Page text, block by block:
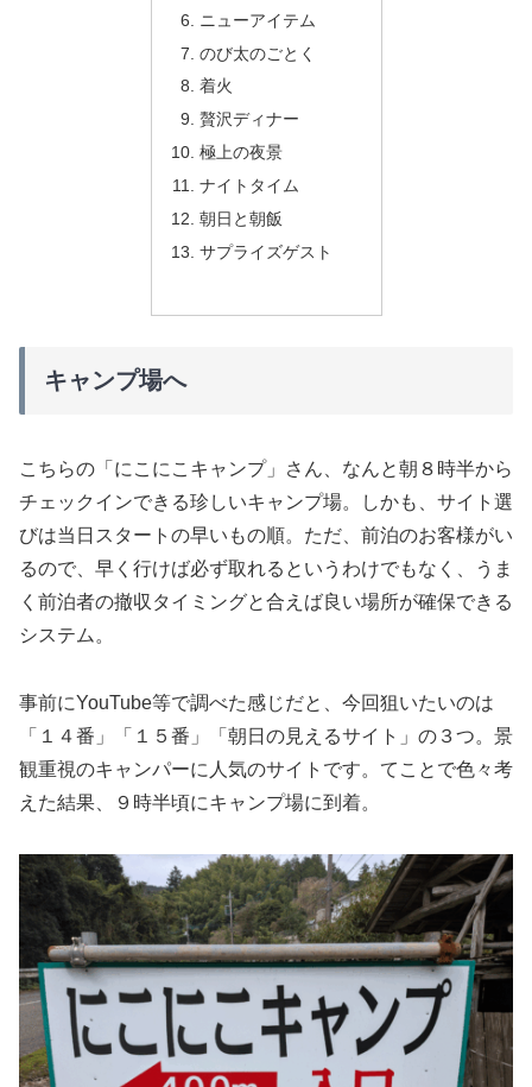
ニューアイテム
のび太のごとく
着火
贅沢ディナー
極上の夜景
ナイトタイム
朝日と朝飯
サプライズゲスト
キャンプ場へ
こちらの「にこにこキャンプ」さん、なんと朝８時半から
チェックインできる珍しいキャンプ場。しかも、サイト選
びは当日スタートの早いもの順。ただ、前泊のお客様がい
るので、早く行けば必ず取れるというわけでもなく、うま
く前泊者の撤収タイミングと合えば良い場所が確保できる
システム。
事前にYouTube等で調べた感じだと、今回狙いたいのは
「１４番」「１５番」「朝日の見えるサイト」の３つ。景
観重視のキャンパーに人気のサイトです。てことで色々考
えた結果、９時半頃にキャンプ場に到着。